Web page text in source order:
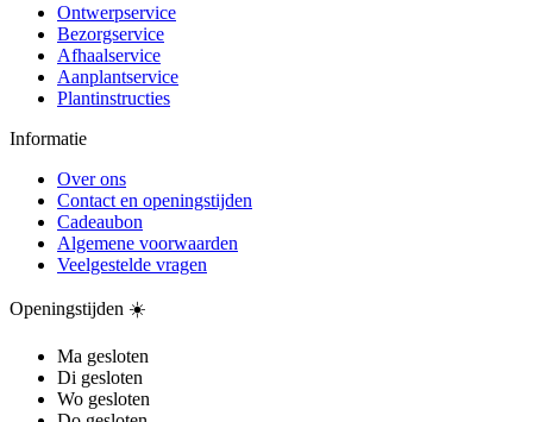
Ontwerpservice
Bezorgservice
Afhaalservice
Aanplantservice
Plantinstructies
Informatie
Over ons
Contact en openingstijden
Cadeaubon
Algemene voorwaarden
Veelgestelde vragen
Openingstijden ☀️
Ma gesloten
Di gesloten
Wo gesloten